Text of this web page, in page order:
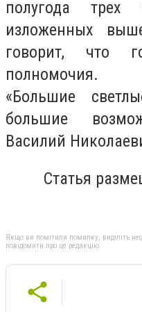
полугода трех
изложенных
говорит, что
полномочия.
«Большие
большие
Василий
Статья
Якщо ви помітили помилку, виділіть
повідомити про це редакцію